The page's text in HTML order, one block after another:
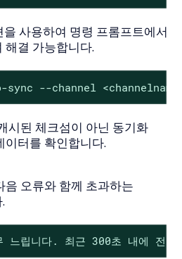
을 사용하여 명령 프롬프트에서
해결 가능합니다.
sync --channel
시된 체크섬이 아닌 동기화
이터를 확인합니다.
음 오류와 함께 초과하는
립니다. 최근 300초 내에 전송